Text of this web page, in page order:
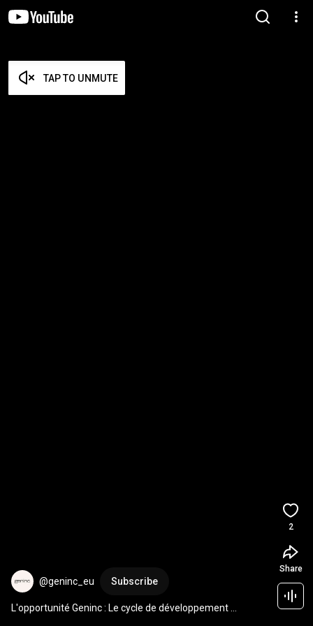
TAP TO UNMUTE
@geninc_eu Subscribe
L'opportunité Geninc : Le cycle de développement
2
Share